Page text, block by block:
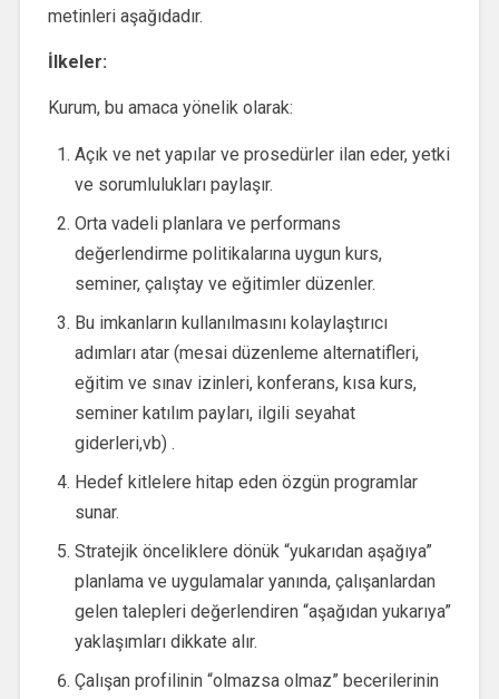
metinleri aşağıdadır.
İlkeler:
Kurum, bu amaca yönelik olarak:
Açık ve net yapılar ve prosedürler ilan eder, yetki
ve sorumlulukları paylaşır.
Orta vadeli planlara ve performans
değerlendirme politikalarına uygun kurs,
seminer, çalıştay ve eğitimler düzenler.
Bu imkanların kullanılmasını kolaylaştırıcı
adımları atar (mesai düzenleme alternatifleri,
eğitim ve sınav izinleri, konferans, kısa kurs,
seminer katılım payları, ilgili seyahat
giderleri,vb) .
Hedef kitlelere hitap eden özgün programlar
sunar.
Stratejik önceliklere dönük “yukarıdan aşağıya”
planlama ve uygulamalar yanında, çalışanlardan
gelen talepleri değerlendiren “aşağıdan yukarıya”
yaklaşımları dikkate alır.
Çalışan profilinin “olmazsa olmaz” becerilerinin